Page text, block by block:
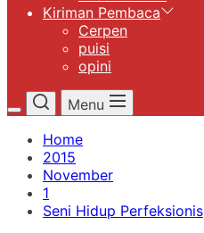
Kiriman Pembaca
Cerpen
puisi
opini
Menu
Home
2015
November
1
Seni Hidup Perfeksionis